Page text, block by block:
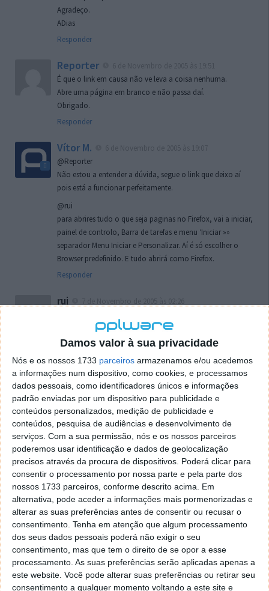
Damos valor à sua privacidade
Nós e os nossos 1733 parceiros armazenamos e/ou acedemos
a informações num dispositivo, como cookies, e processamos
dados pessoais, como identificadores únicos e informações
padrão enviadas por um dispositivo para publicidade e
conteúdos personalizados, medição de publicidade e
conteúdos, pesquisa de audiências e desenvolvimento de
serviços. Com a sua permissão, nós e os nossos parceiros
poderemos usar identificação e dados de geolocalização
precisos através da procura de dispositivos. Poderá clicar para
consentir o processamento por nossa parte e pela parte dos
nossos 1733 parceiros, conforme descrito acima. Em
alternativa, pode aceder a informações mais pormenorizadas e
alterar as suas preferências antes de consentir ou recusar o
consentimento. Tenha em atenção que algum processamento
dos seus dados pessoais poderá não exigir o seu
consentimento, mas que tem o direito de se opor a esse
processamento. As suas preferências serão aplicadas apenas a
este website. Você pode alterar suas preferências ou retirar seu
consentimento a qualquer momento voltando a este site e
Agradeço.
ADias
Responder
Reporter
É que o link em causa não ve leva a coisa nenhuma.
Abre uma página em branco e não passa daí.
Obrigado.
Responder
Vítor M.
@Reporter
Não estou a entender a dúvida, segue o link que deixo aí
pois está a funcionar perfeitamente.
@rui
para abrires tudo o que seja paginas no Firefox, vai a iniciar,
painel de controlo, Barra de tarefas e menu ‘Iniciar »»
separador Menu Iniciar e Personalizar. Aí é só escolher o
Browser predefinido. E tudo abrirá como Firefox.
Responder
rui
localizaçao referida n se encontra la nada k me permita por
o firefox como browser predefenido
Ja percorri o painel
tentei apagar o explorer na tentativa de forçar o uso do
firefox mas em vao. Kaso te lembres de outra dica fico
agradecido, caso contrario obrigado a mesma
Responder
Vítor M.
7 de Novembro de 2005 às 01:39
@Reporter
Desculpa mas o link funciona. Seja como for segue por mail
o MSn Messenger 8.
Responder
Vítor M.
@Rui
Tens de encontrar o que te falei. Faz da seguinte maneira,
janela iniciar e no topo dessa janela com o botão direito do
rato faz propriedades. Depois no separador Menu ‘Iniciar’
clica no botão ‘Personalizar’ aí encontrarás no separador